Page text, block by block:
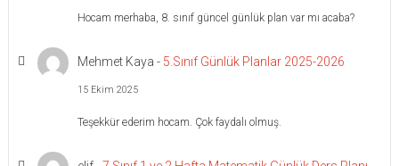
Hocam merhaba, 8. sınıf güncel günlük plan var mı acaba?
Mehmet Kaya - 5.Sınıf Günlük Planlar 2025-2026
15 Ekim 2025
Teşekkür ederim hocam. Çok faydalı olmuş.